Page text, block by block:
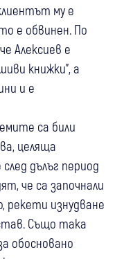
му е
е обвинен. По
Алексиев е
книжки", а
и е
са били
целяща
дълъг период
че са започнали
рекети изнудване
Също така
обосновано